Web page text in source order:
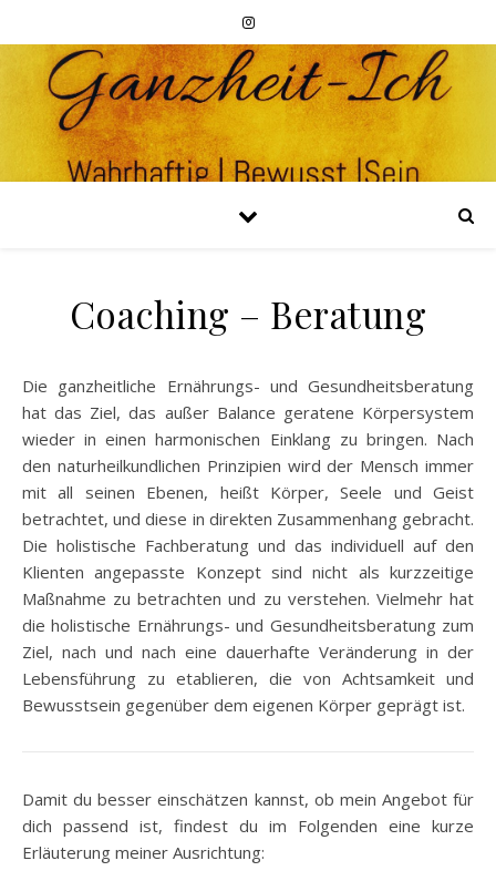
Coaching – Beratung
Die ganzheitliche Ernährungs- und Gesundheitsberatung
hat das Ziel, das außer Balance geratene Körpersystem
wieder in einen harmonischen Einklang zu bringen. Nach
den naturheilkundlichen Prinzipien wird der Mensch immer
mit all seinen Ebenen, heißt Körper, Seele und Geist
betrachtet, und diese in direkten Zusammenhang gebracht.
Die holistische Fachberatung und das individuell auf den
Klienten angepasste Konzept sind nicht als kurzzeitige
Maßnahme zu betrachten und zu verstehen. Vielmehr hat
die holistische Ernährungs- und Gesundheitsberatung zum
Ziel, nach und nach eine dauerhafte Veränderung in der
Lebensführung zu etablieren, die von Achtsamkeit und
Bewusstsein gegenüber dem eigenen Körper geprägt ist.
Damit du besser einschätzen kannst, ob mein Angebot für
dich passend ist, findest du im Folgenden eine kurze
Erläuterung meiner Ausrichtung: